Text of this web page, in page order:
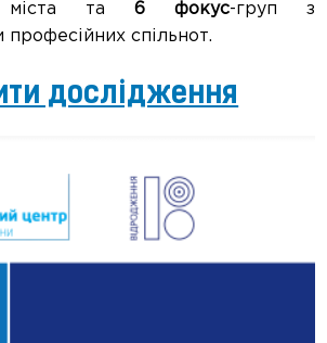
міста та 6 фокус-груп з
спільнот.
дослідження